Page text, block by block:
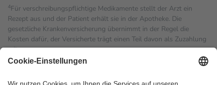
4Für verschreibungspflichtige Medikamente stellt der Arzt ein
Rezept aus und der Patient erhält sie in der Apotheke. Die
gesetzliche Krankenversicherung übernimmt in der Regel die
Kosten dafür, der Versicherte trägt einen Teil davon als Zuzahlung
mit.
Grundsätzlich leisten Mitglieder Zuzahlungen in Höhe von zehn
höchstens zehn Euro.
Es sind jedoch nie mehr als die